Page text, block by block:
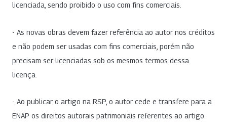
licenciada, sendo proibido o uso com fins comerciais.
- As novas obras devem fazer referência ao autor nos créditos
e não podem ser usadas com fins comerciais, porém não
precisam ser licenciadas sob os mesmos termos dessa
licença.
- Ao publicar o artigo na RSP, o autor cede e transfere para a
ENAP os direitos autorais patrimoniais referentes ao artigo.